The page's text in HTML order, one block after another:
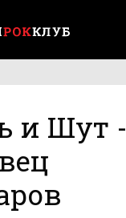
и Шут -